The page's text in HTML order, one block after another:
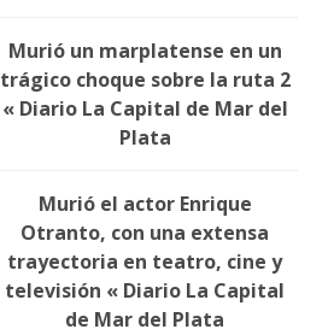
Murió un marplatense en un
trágico choque sobre la ruta 2
« Diario La Capital de Mar del
Plata
Murió el actor Enrique
Otranto, con una extensa
trayectoria en teatro, cine y
televisión « Diario La Capital
de Mar del Plata